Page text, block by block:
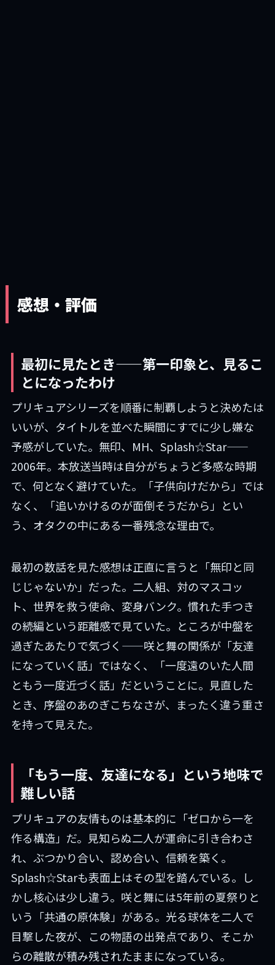
感想・評価
最初に見たとき——第一印象と、見るこ
とになったわけ
プリキュアシリーズを順番に制覇しようと決めたは
いいが、タイトルを並べた瞬間にすでに少し嫌な
予感がしていた。無印、MH、Splash☆Star——
2006年。本放送当時は自分がちょうど多感な時期
で、何となく避けていた。「子供向けだから」では
なく、「追いかけるのが面倒そうだから」とい
う、オタクの中にある一番残念な理由で。
最初の数話を見た感想は正直に言うと「無印と同
じじゃないか」だった。二人組、対のマスコッ
ト、世界を救う使命、変身バンク。慣れた手つき
の続編という距離感で見ていた。ところが中盤を
過ぎたあたりで気づく——咲と舞の関係が「友達
になっていく話」ではなく、「一度遠のいた人間
ともう一度近づく話」だということに。見直した
とき、序盤のあのぎこちなさが、まったく違う重さ
を持って見えた。
「もう一度、友達になる」という地味で
難しい話
プリキュアの友情ものは基本的に「ゼロから一を
作る構造」だ。見知らぬ二人が運命に引き合わさ
れ、ぶつかり合い、認め合い、信頼を築く。
Splash☆Starも表面上はその型を踏んでいる。し
かし核心は少し違う。咲と舞には5年前の夏祭りと
いう「共通の原体験」がある。光る球体を二人で
目撃した夜が、この物語の出発点であり、そこか
らの離散が積み残されたままになっている。